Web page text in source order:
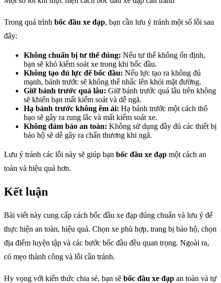
Trong quá trình bốc đầu xe đạp, bạn cần lưu ý tránh một số lỗi sau
đây:
Không chuẩn bị tư thế đúng: Nếu tư thế không ổn định,
bạn sẽ khó kiểm soát xe trong khi bốc đầu.
Không tạo đủ lực để bốc đầu: Nếu lực tạo ra không đủ
mạnh, bánh trước sẽ không thể nhấc lên khỏi mặt đường.
Giữ bánh trước quá lâu: Giữ bánh trước quá lâu trên không
sẽ khiến bạn mất kiểm soát và dễ ngã.
Hạ bánh trước không êm ái: Hạ bánh trước một cách thô
bạo sẽ gây ra rung lắc và mất kiểm soát xe.
Không đảm bảo an toàn: Không sử dụng đầy đủ các thiết bị
bảo hộ sẽ dễ gây ra chấn thương khi ngã.
Lưu ý tránh các lỗi này sẽ giúp bạn bốc đầu xe đạp một cách an
toàn và hiệu quả hơn.
Kết luận
Bài viết này cung cấp cách bốc đầu xe đạp đúng chuẩn và lưu ý để
thực hiện an toàn, hiệu quả. Chọn xe phù hợp, trang bị bảo hộ, chọn
địa điểm luyện tập và các bước bốc đầu đều quan trọng. Ngoài ra,
có mẹo thành công và lỗi cần tránh.
Hy vọng với kiến thức chia sẻ, bạn sẽ bốc đầu xe đạp an toàn và tự